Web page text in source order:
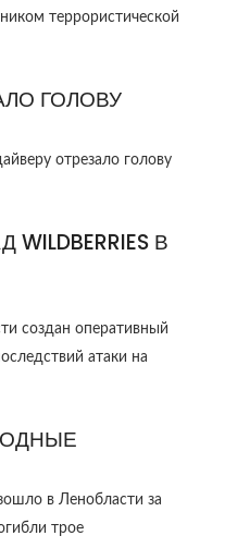
террористической
ГОЛОВУ
отрезало голову
В
создан оперативный
атаки на
в Ленобласти за
трое